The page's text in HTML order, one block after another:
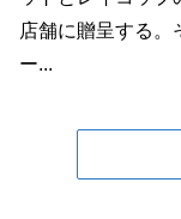
店舗に贈呈する。
ー...